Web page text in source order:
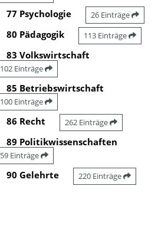
77 Psychologie 26 Einträge
80 Pädagogik 113 Einträge
83 Volkswirtschaft
102 Einträge
85 Betriebswirtschaft
100 Einträge
86 Recht 262 Einträge
89 Politikwissenschaften
59 Einträge
90 Gelehrte 220 Einträge